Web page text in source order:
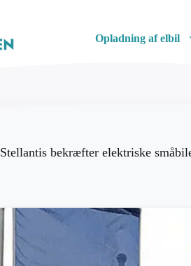
Opladning af elbil
Stellantis bekræfter elektriske